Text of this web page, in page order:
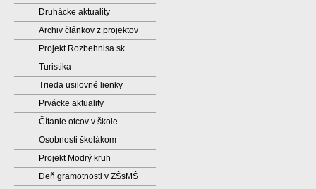
Druhácke aktuality
Archiv článkov z projektov
Projekt Rozbehnisa.sk
Turistika
Trieda usilovné lienky
Prvácke aktuality
Čítanie otcov v škole
Osobnosti školákom
Projekt Modrý kruh
Deň gramotnosti v ZŠsMŠ